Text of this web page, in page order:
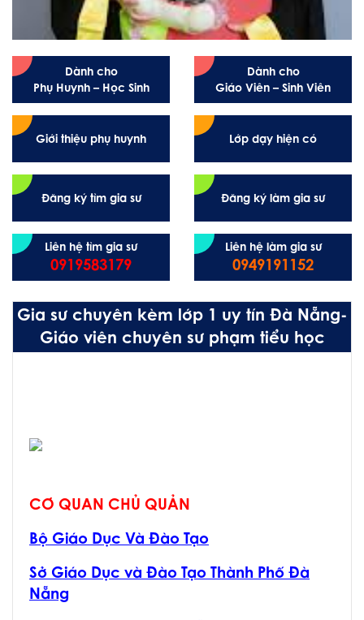
Dành cho
Phụ Huynh – Học Sinh
Giới thiệu phụ huynh
Đăng ký tìm gia sư
Liên hệ tìm gia sư
0919583179
Dành cho
Giáo Viên – Sinh Viên
Lớp dạy hiện có
Đăng ký làm gia sư
Liên hệ làm gia sư
0949191152
Gia sư chuyên kèm lớp 1 uy tín Đà Nẵng-
Giáo viên chuyên sư phạm tiểu học
CƠ QUAN CHỦ QUẢN
Bộ Giáo Dục Và Đào Tạo
Sở Giáo Dục và Đào Tạo Thành Phố Đà
Nẵng